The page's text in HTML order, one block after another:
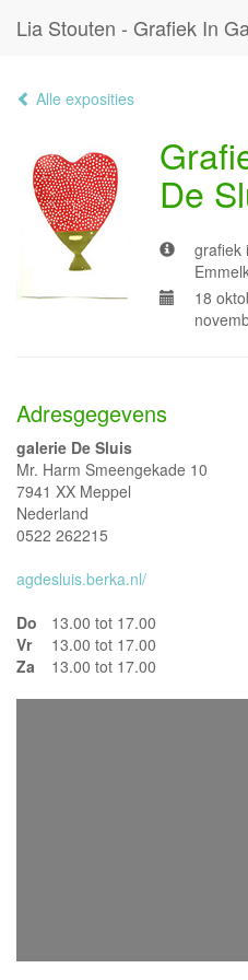
Alle exposities
De
grafiek
18
Adresgegevens
galerie De Sluis
Mr. Harm Smeengekade 10
7941 XX Meppel
Nederland
0522 262215
agdesluis.berka.nl/
Do
13.00 tot 17.00
Vr
13.00 tot 17.00
Za
13.00 tot 17.00